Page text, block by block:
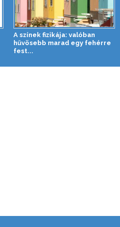
A színek fizikája: valóban
hűvösebb marad egy fehérre
fest...